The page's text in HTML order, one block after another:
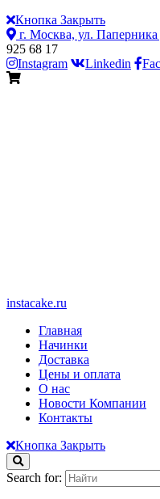
Кнопка Закрыть
г. Москва, ул. Паперника
925 68 17
Instagram
Linkedin
instacake.ru
Главная
Начинки
Доставка
Цены и оплата
О нас
Новости Компании
Контакты
Кнопка Закрыть
Search for: